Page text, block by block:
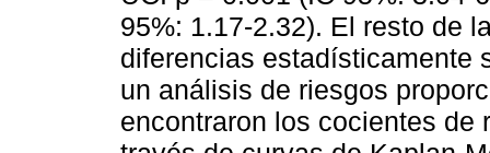
95%: 1.17-2.32). El resto de
diferencias estadísticamente
un análisis de riesgos
encontraron los cocientes